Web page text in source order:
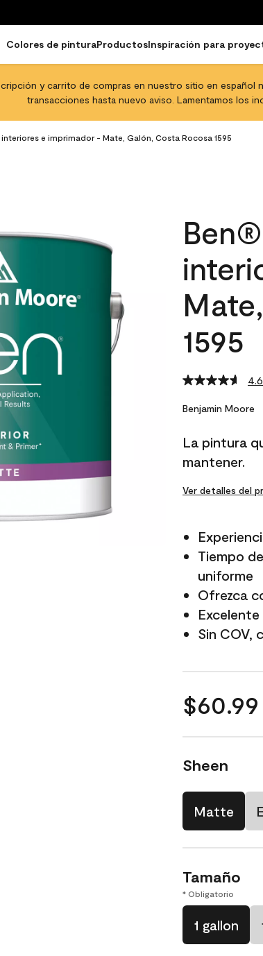
Colores de pinturaProductosInspiración para
y carrito de compras en nuestro sitio en español
transacciones hasta nuevo aviso. Lamentamos los
e imprimador - Mate, Galón, Costa Rocosa 1595
1595
4.6
Benjamin Moore
La pintura
mantener.
Ver detalles del
Tiempo
uniforme
Ofrezca
Sin COV,
$60.99
Sheen
Matte
Tamaño
* Obligatorio
1 gallon